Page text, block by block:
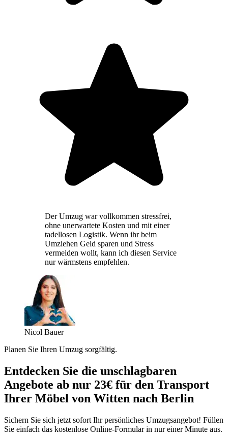
Der Umzug war vollkommen stressfrei,
ohne unerwartete Kosten und mit einer
tadellosen Logistik. Wenn ihr beim
Umziehen Geld sparen und Stress
vermeiden wollt, kann ich diesen Service
nur wärmstens empfehlen.
Nicol Bauer
Planen Sie Ihren Umzug sorgfältig.
Entdecken Sie die unschlagbaren
Angebote ab nur 23€ für den Transport
Ihrer Möbel von Witten nach Berlin
Sichern Sie sich jetzt sofort Ihr persönliches Umzugsangebot! Füllen
Sie einfach das kostenlose Online-Formular in nur einer Minute aus.